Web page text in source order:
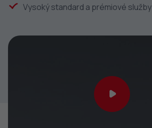
Vysoký standard a prémiové služby